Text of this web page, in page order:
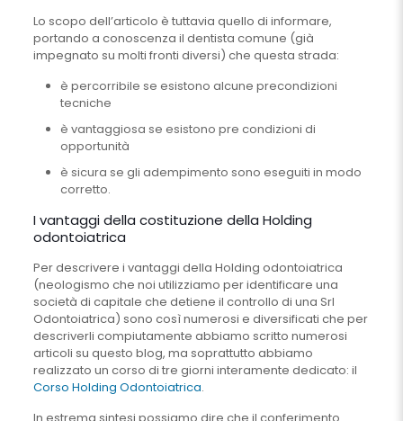
Lo scopo dell’articolo è tuttavia quello di informare,
portando a conoscenza il dentista comune (già
impegnato su molti fronti diversi) che questa strada:
è percorribile se esistono alcune precondizioni
tecniche
è vantaggiosa se esistono pre condizioni di
opportunità
è sicura se gli adempimento sono eseguiti in modo
corretto.
I vantaggi della costituzione della Holding
odontoiatrica
Per descrivere i vantaggi della Holding odontoiatrica
(neologismo che noi utilizziamo per identificare una
società di capitale che detiene il controllo di una Srl
Odontoiatrica) sono così numerosi e diversificati che per
descriverli compiutamente abbiamo scritto numerosi
articoli su questo blog, ma soprattutto abbiamo
realizzato un corso di tre giorni interamente dedicato: il
Corso Holding Odontoiatrica.